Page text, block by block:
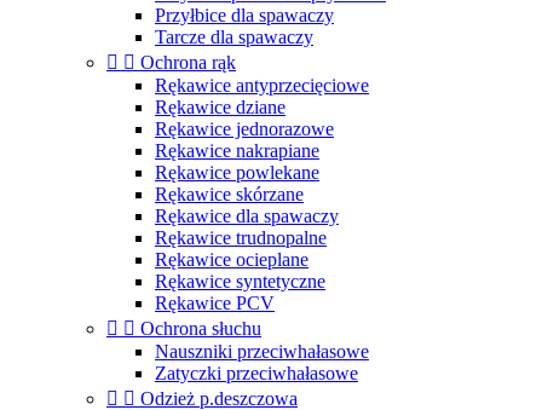
Przyłbice dla spawaczy
Tarcze dla spawaczy
  Ochrona rąk
Rękawice antyprzecięciowe
Rękawice dziane
Rękawice jednorazowe
Rękawice nakrapiane
Rękawice powlekane
Rękawice skórzane
Rękawice dla spawaczy
Rękawice trudnopalne
Rękawice ocieplane
Rękawice syntetyczne
Rękawice PCV
  Ochrona słuchu
Nauszniki przeciwhałasowe
Zatyczki przeciwhałasowe
  Odzież p.deszczowa